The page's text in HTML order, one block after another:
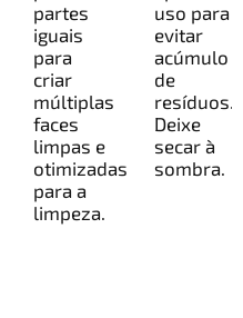
partes
iguais
para
criar
múltiplas
faces
limpas e
otimizadas
para a
limpeza.
uso para
evitar
acúmulo
de
resíduos.
Deixe
secar à
sombra.